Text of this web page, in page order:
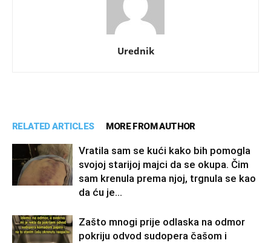
Urednik
RELATED ARTICLES MORE FROM AUTHOR
Vratila sam se kući kako bih pomogla
svojoj starijoj majci da se okupa. Čim
sam krenula prema njoj, trgnula se kao
da ću je...
Zašto mnogi prije odlaska na odmor
pokriju odvod sudopera čašom i